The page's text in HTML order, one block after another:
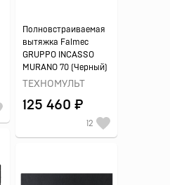
Полновстраиваемая
вытяжка Falmec
GRUPPO INCASSO
MURANO 70 (Черный)
ТЕХНОМУЛЬТ
125 460 ₽
12